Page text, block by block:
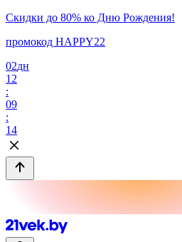
Скидки до 80% ко Дню Рождения!
промокод HAPPY22
02дн
12
:
09
:
14